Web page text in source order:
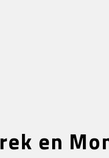
en